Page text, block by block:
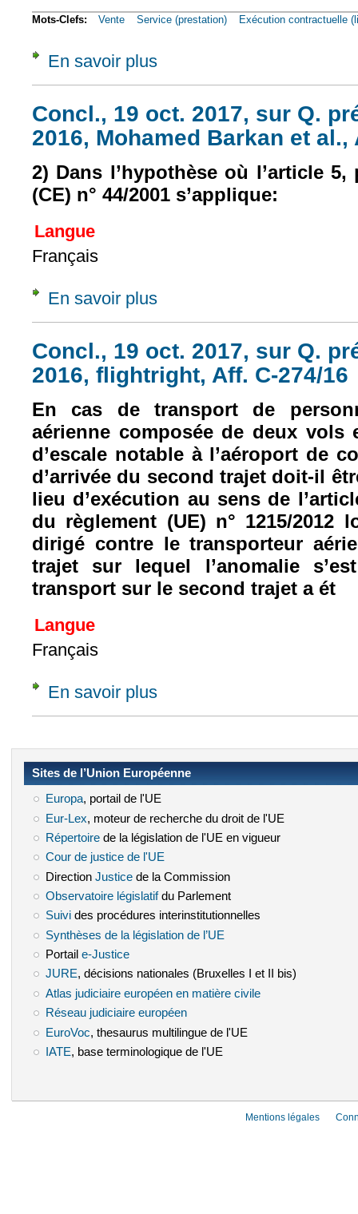
Mots-Clefs: Vente Service (prestation) Exécution contractuelle
En savoir plus
Concl., 19 oct. 2017, sur Q.
2016, Mohamed Barkan et al.,
2) Dans l’hypothèse où l’article
(CE) n° 44/2001 s’applique:
Langue
Français
En savoir plus
Concl., 19 oct. 2017, sur Q.
2016, flightright, Aff. C-274/16
En cas de transport de
aérienne composée de deux vols
d’escale notable à l’aéroport de
d’arrivée du second trajet doit-il
lieu d’exécution au sens de
du règlement (UE) n° 1215/2012
dirigé contre le transporteur
trajet sur lequel l’anomalie
transport sur le second trajet a ét
Langue
Français
En savoir plus
Sites de l’Union Européenne
Europa(le lien est externe)
, portail de l'UE
Eur-Lex (le lien est externe)
, moteur de recherche du droit de l'UE
Répertoire(le lien est externe)
de la législation de l'UE en vigueur
Cour de justice de l'UE
Direction Justice(le lien est externe)
de la Commission
Observatoire législatif(le lien est externe)
du Parlement
Suivi(le lien est externe)
des procédures interinstitutionnelles
Synthèses de la législation de l’UE
Portail e-Justice(le lien est externe)
JURE(le lien est externe)
, décisions nationales (Bruxelles I et II bis)
Atlas judiciaire européen en matière civile(le lien est externe)
Réseau judiciaire européen(le lien est externe)
EuroVoc (le lien est externe)
, thesaurus multilingue de l'UE
IATE (le lien est externe)
, base terminologique de l'UE
Mentions légales